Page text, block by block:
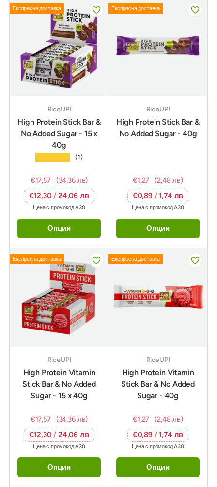
Експресна доставка
RiceUP!
High Protein Stick Bar &
No Added Sugar - 15 x
40g
(1)
€17,57
(34,36 лв)
€12,30/ 24,06 лв
Цена с промокодA30
Опции
Експресна доставка
RiceUP!
High Protein Stick Bar &
No Added Sugar - 40g
€1,27
(2,48 лв)
€0,89 /1,74 лв
Цена с промокодA30
Опции
Експресна доставка
RiceUP!
High Protein Vitamin
Stick Bar & No Added
Sugar - 15 x 40g
€17,57
(34,36 лв)
€12,30/ 24,06 лв
Цена с промокодA30
Опции
Експресна доставка
RiceUP!
High Protein Vitamin
Stick Bar & No Added
Sugar - 40g
€1,27
(2,48 лв)
€0,89 /1,74 лв
Цена с промокодA30
Опции